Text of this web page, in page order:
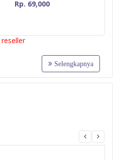
Rp. 69,000
Selengkapnya